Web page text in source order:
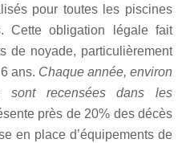
pour toutes les piscines
Cette obligation légale fait
de noyade, particulièrement
ans. Chaque année, environ
sont recensées dans les
près de 20% des décès
en place d’équipements de